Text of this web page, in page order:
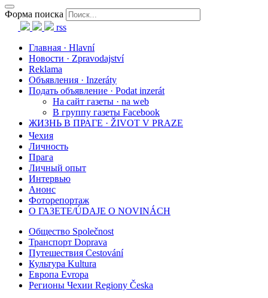
Форма поиска
rss
Главная · Hlavní
Новости · Zpravodajství
Reklama
Объявления · Inzeráty
Подать объявление · Podat inzerát
На сайт газеты · na web
В группу газеты Facebook
ЖИЗНЬ В ПРАГЕ · ŽIVOT V PRAZE
Чехия
Личность
Прага
Личный опыт
Интервью
Анонс
Фоторепортаж
О ГАЗЕТЕ/ÚDAJE O NOVINÁCH
Общество Společnost
Транспорт Doprava
Путешествия Cestování
Культура Kultura
Европа Evropa
Регионы Чехии Regiony Česka